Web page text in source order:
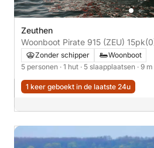
Zeuthen
Woonboot Pirate 915 (ZEU) 15pk
Zonder schipper
Woonboot
5 personen · 1 hut · 5 slaapplaatsen · 9 m
1 keer geboekt in de laatste 24u